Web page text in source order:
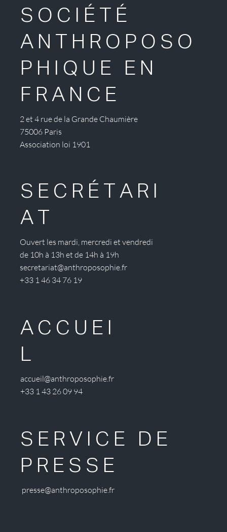
SOCIÉTÉ
ANTHROPOSO
PHIQUE EN
FRANCE
2 et 4 rue de la Grande Chaumière
75006 Paris
Association loi 1901
SECRÉTARI
AT
Ouvert les mardi, mercredi et vendredi
de 10h à 13h et de 14h à 19h
secretariat@anthroposophie.fr
+33 1 46 34 76 19
ACCUEI
L
accueil@anthroposophie.fr
+33 1 43 26 09 94
SERVICE DE
PRESSE
presse@anthroposophie.fr